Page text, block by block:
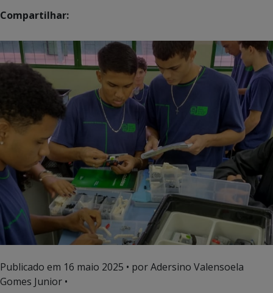
Compartilhar:
Publicado em 16 maio 2025 • por Adersino Valensoela
Gomes Junior •